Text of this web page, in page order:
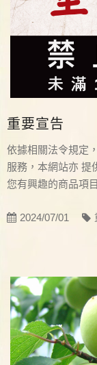
重要宣告
依據相關法令規定
服務，本網站亦 提
您有興趣的商品項
2024/07/01